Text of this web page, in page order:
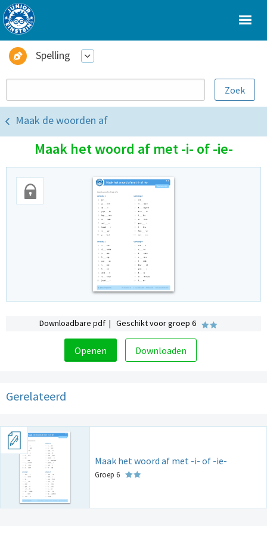
Spelling
Maak de woorden af
Maak het woord af met -i- of -ie-
Downloadbare pdf | Geschikt voor groep 6
Openen Downloaden
Gerelateerd
Maak het woord af met -i- of -ie-
Groep 6